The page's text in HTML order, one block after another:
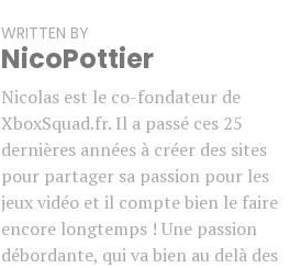
WRITTEN BY
NicoPottier
Nicolas est le co-fondateur de
XboxSquad.fr. Il a passé ces 25
dernières années à créer des sites
pour partager sa passion pour les
jeux vidéo et il compte bien le faire
encore longtemps ! Une passion
débordante, qui va bien au delà des